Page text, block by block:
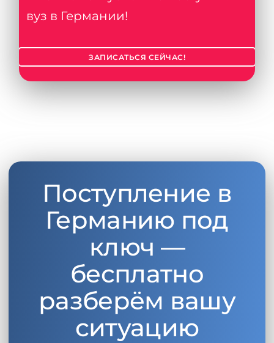
вуз в Германии!
ЗАПИСАТЬСЯ СЕЙЧАС!
Поступление в
Германию под
ключ —
бесплатно
разберём вашу
ситуацию